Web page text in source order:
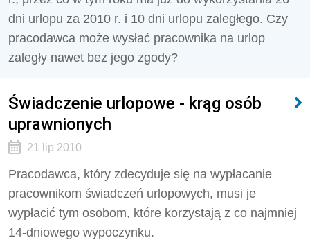
dni urlopu za 2010 r. i 10 dni urlopu zaległego. Czy
pracodawca może wysłać pracownika na urlop
zaległy nawet bez jego zgody?
Świadczenie urlopowe - krąg osób
uprawnionych
21 lip 2010
Pracodawca, który zdecyduje się na wypłacanie
pracownikom świadczeń urlopowych, musi je
wypłacić tym osobom, które korzystają z co najmniej
14-dniowego wypoczynku.